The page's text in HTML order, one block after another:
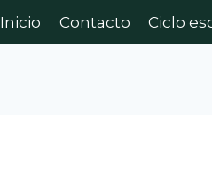
Inicio Contacto Ciclo